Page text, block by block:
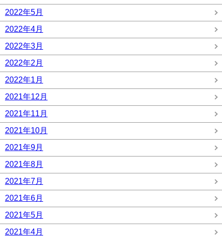
2022年5月
2022年4月
2022年3月
2022年2月
2022年1月
2021年12月
2021年11月
2021年10月
2021年9月
2021年8月
2021年7月
2021年6月
2021年5月
2021年4月